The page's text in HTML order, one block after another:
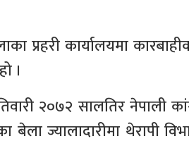
कार्यालयमा
।
२०७२ सालतिर नेपाली
ज्यालादारीमा थेरापी